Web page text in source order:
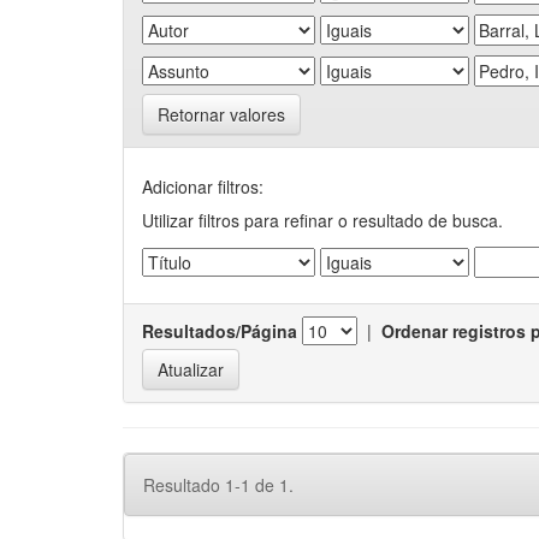
Retornar valores
Adicionar filtros:
Utilizar filtros para refinar o resultado de busca.
Resultados/Página | Ordenar registros
Resultado 1-1 de 1.